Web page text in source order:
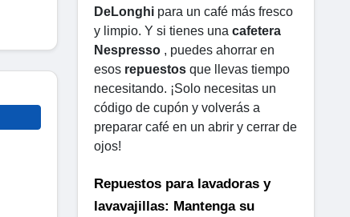
DeLonghi para un café más fresco
y limpio. Y si tienes una cafetera
Nespresso , puedes ahorrar en
esos repuestos que llevas tiempo
necesitando. ¡Solo necesitas un
código de cupón y volverás a
preparar café en un abrir y cerrar de
ojos!
Repuestos para lavadoras y
lavavajillas: Mantenga su